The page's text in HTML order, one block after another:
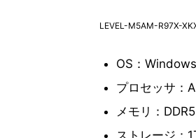
LEVEL-M5AM-R97X-
OS：
プロセッサ：
メモリ：
ストレージ：